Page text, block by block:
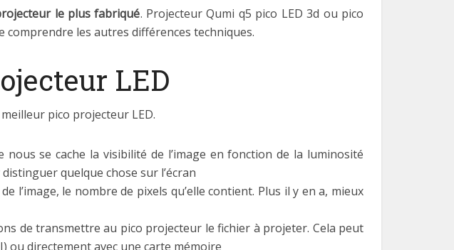
le plus fabriqué. Projecteur Qumi q5 pico LED 3d ou pico
comprendre les autres différences techniques.
LED
pico projecteur LED.
se cache la visibilité de l’image en fonction de la luminosité
quelque chose sur l’écran
l’image, le nombre de pixels qu’elle contient. Plus il y en a, mieux
de transmettre au pico projecteur le fichier à projeter. Cela peut
ou directement avec une carte mémoire